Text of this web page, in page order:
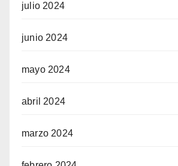
julio 2024
junio 2024
mayo 2024
abril 2024
marzo 2024